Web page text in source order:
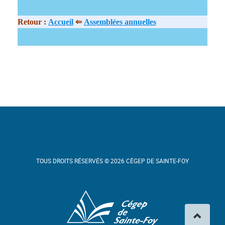
Retour : Accueil ⇐ Assemblées annuelles
TOUS DROITS RÉSERVÉS © 2026 CÉGEP DE SAINTE-FOY
Haut